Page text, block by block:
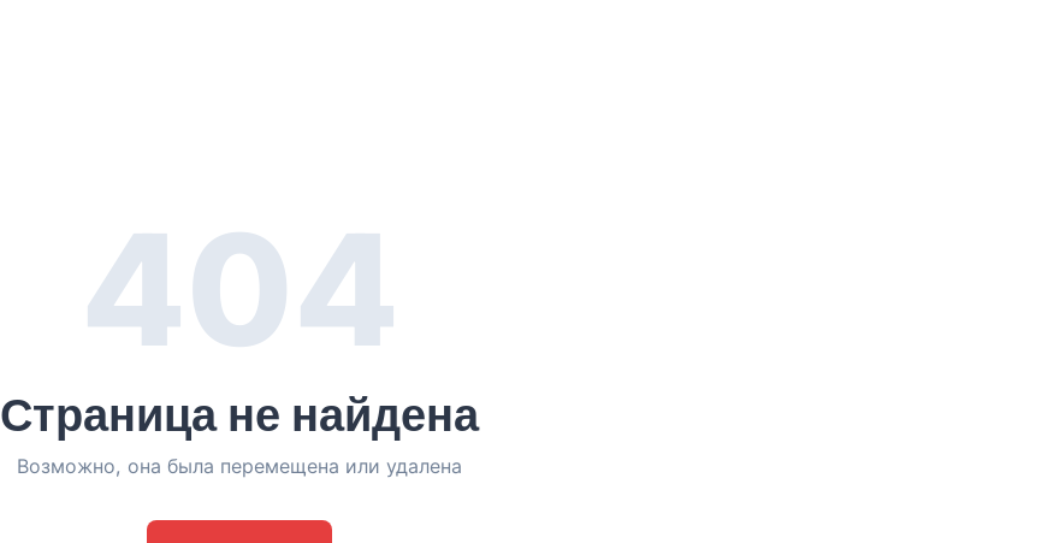
404
Страница не найдена
Возможно, она была перемещена или удалена